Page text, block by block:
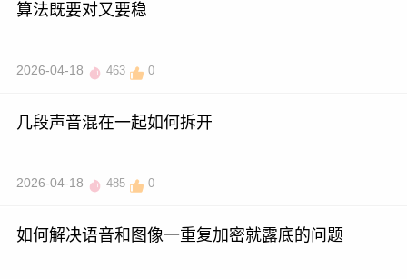
算法既要对又要稳
2026-04-18 463 0
几段声音混在一起如何拆开
2026-04-18 485 0
如何解决语音和图像一重复加密就露底的问题